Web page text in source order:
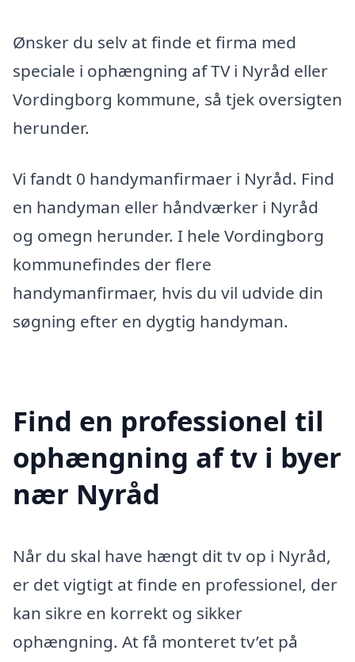
Ønsker du selv at finde et firma med
speciale i ophængning af TV i Nyråd eller
Vordingborg kommune, så tjek oversigten
herunder.
Vi fandt 0 handymanfirmaer i Nyråd. Find
en handyman eller håndværker i Nyråd
og omegn herunder. I hele Vordingborg
kommunefindes der flere
handymanfirmaer, hvis du vil udvide din
søgning efter en dygtig handyman.
Find en professionel til
ophængning af tv i byer
nær Nyråd
Når du skal have hængt dit tv op i Nyråd,
er det vigtigt at finde en professionel, der
kan sikre en korrekt og sikker
ophængning. At få monteret tv’et på